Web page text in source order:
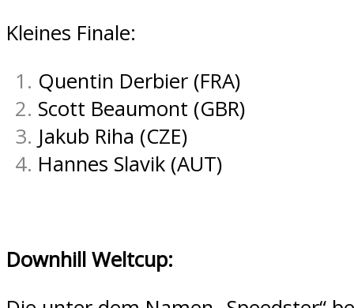
Kleines Finale:
Quentin Derbier (FRA)
Scott Beaumont (GBR)
Jakub Riha (CZE)
Hannes Slavik (AUT)
Downhill Weltcup: